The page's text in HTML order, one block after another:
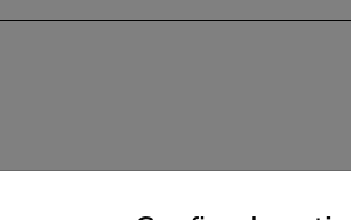
and language from the options